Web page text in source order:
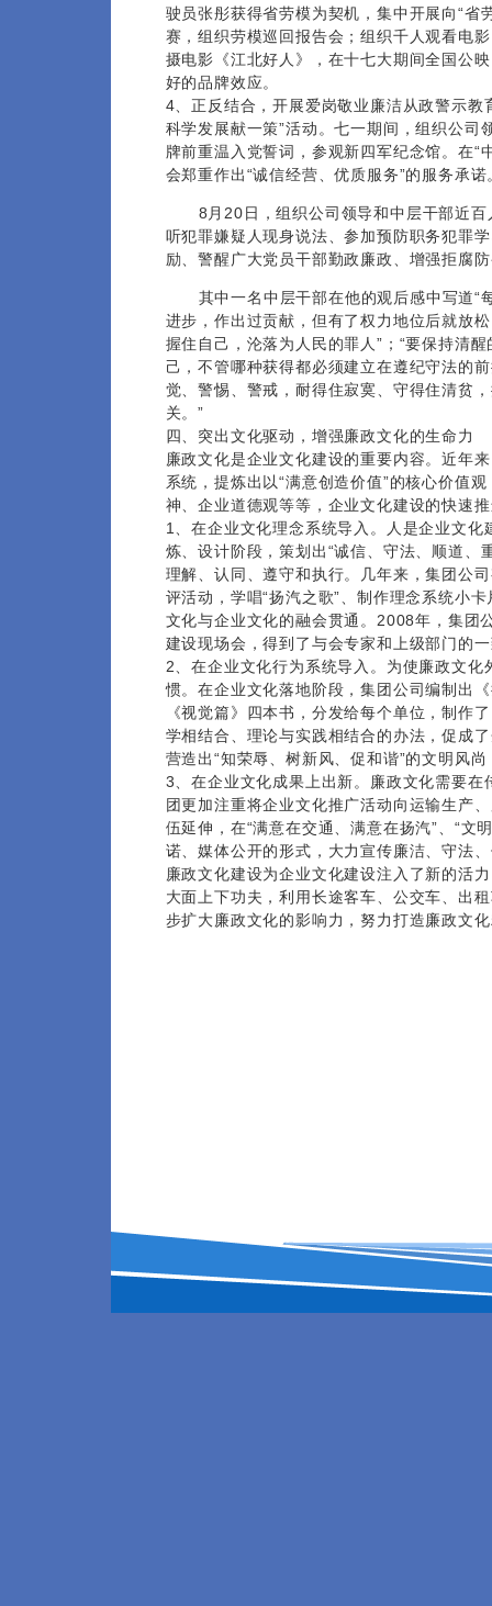
驶员张彤获得省劳模为契机，集中开展向“省
赛，组织劳模巡回报告会；组织千人观看电
摄电影《江北好人》，在十七大期间全国公
好的品牌效应。
4、正反结合，开展爱岗敬业廉洁从政警示
科学发展献一策”活动。七一期间，组织公
牌前重温入党誓词，参观新四军纪念馆。在
会郑重作出“诚信经营、优质服务”的服务承诺
8月20日，组织公司领导和中层干部近
听犯罪嫌疑人现身说法、参加预防职务犯罪
励、警醒广大党员干部勤政廉政、增强拒腐
其中一名中层干部在他的观后感中写道
进步，作出过贡献，但有了权力地位后就放
握住自己，沦落为人民的罪人”；“要保持清
己，不管哪种获得都必须建立在遵纪守法的
觉、警惕、警戒，耐得住寂寞、守得住清贫
关。”
四、突出文化驱动，增强廉政文化的生命力
廉政文化是企业文化建设的重要内容。近年
系统，提炼出以“满意创造价值”的核心价值
神、企业道德观等等，企业文化建设的快速
1、在企业文化理念系统导入。人是企业文
炼、设计阶段，策划出“诚信、守法、顺道、
理解、认同、遵守和执行。几年来，集团公
评活动，学唱“扬汽之歌”、制作理念系统小
文化与企业文化的融会贯通。2008年，集团
建设现场会，得到了与会专家和上级部门的
2、在企业文化行为系统导入。为使廉政文
惯。在企业文化落地阶段，集团公司编制出
《视觉篇》四本书，分发给每个单位，制作
学相结合、理论与实践相结合的办法，促成
营造出“知荣辱、树新风、促和谐”的文明风
3、在企业文化成果上出新。廉政文化需要在
团更加注重将企业文化推广活动向运输生产
伍延伸，在“满意在交通、满意在扬汽”、“文
诺、媒体公开的形式，大力宣传廉洁、守法
廉政文化建设为企业文化建设注入了新的活
大面上下功夫，利用长途客车、公交车、出
步扩大廉政文化的影响力，努力打造廉政文